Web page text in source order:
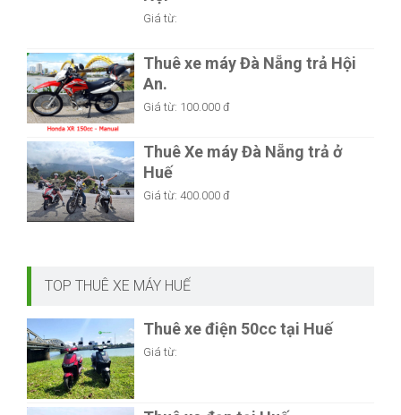
Giá từ:
Thuê xe máy Đà Nẵng trả Hội
An.
Giá từ: 100.000 đ
Thuê Xe máy Đà Nẵng trả ở
Huế
Giá từ: 400.000 đ
TOP THUÊ XE MÁY HUẾ
Thuê xe điện 50cc tại Huế
Giá từ: